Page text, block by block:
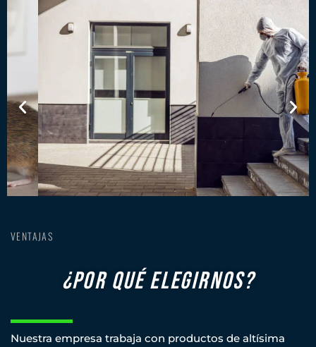
VENTAJAS
¿POR QUÉ ELEGIRNOS?
Nuestra empresa trabaja con productos de altísima